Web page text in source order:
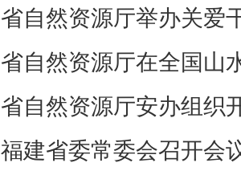
省自然资源厅举办关爱干部职工
省自然资源厅在全国山水工程推
省自然资源厅安办组织开
福建省委常委会召开会